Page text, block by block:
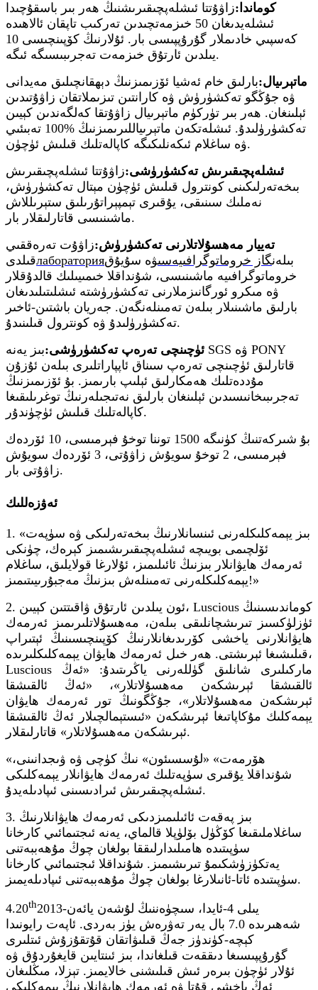
كوماندا:زاۋۇتتا ئىشلەپچىقىرىشنىڭ ھەر بىر باسقۇچىدا
ئىشلەيدىغان 50 خىزمەتچىدىن تەركىب تاپقان ئالاھىدە
كەسپىي خادىملار گۇرۇپپىسى بار. ئۇلارنىڭ كۆپىنچىسى 10
يىلدىن ئارتۇق خىزمەت تەجرىبىسىگە ئىگە.
ماتېرىيال:بارلىق خام ئەشيا ئۆزىمىزنىڭ دېھقانچىلىق مەيدانى
ۋە جۇڭگو تەكشۈرۈش ۋە كارانتىن تىزىملاتقان زاۋۇتىدىن
ئېلىنغان. ھەر بىر تۈركۈم ماتېرىيال زاۋۇتقا كەلگەندىن كېيىن
تەكشۈرۈلىدۇ. ئىشلەتكەن ماتېرىياللىرىمىزنىڭ %100 تەبىئىي
ۋە ساغلام ئىكەنلىكىگە كاپالەتلىك قىلىش ئۈچۈن.
ئىشلەپچىقىرىش تەكشۈرۈشى:زاۋۇتتا ئىشلەپچىقىرىش
بىخەتەرلىكىنى كونترول قىلىش ئۈچۈن مېتال تەكشۈرۈش،
نەملىك سىنىقى، يۇقىرى تېمپېراتۇرىلىق ستېرىللاش
ماشىنىسى قاتارلىقلار بار.
تەييار مەھسۇلاتلارنى تەكشۈرۈش:زاۋۇت تەرەققىي
قىلدىлаборатория بىلەنگاز خروماتوگرافىيەسىۋە سۇيۇق
خروماتوگرافىيە ماشىنىسى، شۇنداقلا خىمىيىلىك قالدۇقلار
ۋە مىكرو ئورگانىزملارنى تەكشۈرۈشتە ئىشلىتىلىدىغان
بارلىق ماشىنىلار بىلەن تەمىنلەنگەن. جەريان باشتىن-ئاخىر
تەكشۈرۈلىدۇ ۋە كونترول قىلىنىدۇ.
ئۈچىنچى تەرەپ تەكشۈرۈشى:بىز يەنە SGS ۋە PONY
قاتارلىق ئۈچىنچى تەرەپ سىناق ئاپپاراتلىرى بىلەن ئۇزۇن
مۇددەتلىك ھەمكارلىق ئېلىپ بارىمىز. بۇ ئۆزىمىزنىڭ
تەجرىبىخانىسىدىن ئېلىنغان بارلىق نەتىجىلەرنىڭ توغرىلىقىغا
كاپالەتلىك قىلىش ئۈچۈندۇر.
بۇ شىركەتنىڭ كۈنىگە 1500 توننا توخۇ فېرمىسى، 10 ئۆردەك
فېرمىسى، 2 توخۇ سويۇش زاۋۇتى، 3 ئۆردەك سويۇش
زاۋۇتى بار.
ئەۋزەللىك
1. «بىز يېمەكلىكلەرنى ئىنسانلارنىڭ بىخەتەرلىكى ۋە سۈپەت
ئۆلچىمى بويىچە ئىشلەپچىقىرىشىمىز كېرەك، چۈنكى
ئەرمەك ھايۋانلار بىزنىڭ ئائىلىمىز، ئۇلارغا قولايلىق، ساغلام
يېمەكلىكلەرنى تەمىنلەش بىزنىڭ مەجبۇرىيىتىمىز!»
2. ئون يىلدىن ئارتۇق ۋاقىتتىن كېيىن، Luscious كوماندىسىنىڭ
ئۈزلۈكسىز تىرىشچانلىقى بىلەن، مەھسۇلاتلىرىمىز ئەرمەك
ھايۋانلارنى ياخشى كۆرىدىغانلارنىڭ كۆپىنچىسىنىڭ ئېتىراپ
قىلىشىغا ئېرىشتى. ھەر خىل ئەرمەك ھايۋان يېمەكلىكلىرىدە،
Luscious ماركىلىرى شانلىق گۈللەرنى ياڭرىتىدۇ: «ئەڭ
ئالقىشقا ئېرىشكەن مەھسۇلاتلار»، «ئەڭ ئالقىشقا
ئېرىشكەن مەھسۇلاتلار»، جۇڭگونىڭ تور ئەرمەك ھايۋان
يېمەكلىك مۇكاپاتىغا ئېرىشكەن «ئىستېمالچىلار ئەڭ ئالقىشقا
ئېرىشكەن مەھسۇلاتلار» قاتارلىقلار.
«ھۆرمەت» «لۇسسىئون» نىڭ كۈچى ۋە ۋىجدانىنى،
شۇنداقلا يۇقىرى سۈپەتلىك ئەرمەك ھايۋانلار يېمەكلىكى
ئىشلەپچىقىرىش ئىرادىسىنى ئىپادىلەيدۇ.
3. بىز پەقەت ئائىلىمىزدىكى ئەرمەك ھايۋانلارنىڭ
ساغلاملىقىغا كۆڭۈل بۆلۈپلا قالماي، يەنە ئىجتىمائىي كارخانا
سۈپىتىدە ھامىلىدارلىققا بولغان چوڭ مۇھەببەتنى
يەتكۈزۈشكىمۇ تىرىشىمىز. شۇنداقلا ئىجتىمائىي كارخانا
سۈپىتىدە ئاتا-ئانىلارغا بولغان چوڭ مۇھەببەتنى ئىپادىلەيمىز.
4.20th2013-يىلى 4-ئايدا، سىچۈەننىڭ لۇشەن يائەن
شەھىرىدە 7.0 بال يەر تەۋرەش يۈز بەردى. ئاپەت رايونىدا
كېچە-كۈندۈز جەڭ قىلىۋاتقان قۇتقۇزۇش ئىتلىرى
گۇرۇپپىسىغا دىققەت قىلغاندا، بىز ئىنتايىن قايغۇردۇق ۋە
ئۇلار ئۈچۈن بىرەر ئىش قىلىشنى خالايمىز. تېزلا، مىڭلىغان
ئەڭ ياخشى قۇتا ۋە ئەرمەك ھايۋانلارنىڭ يېمەكلىكى